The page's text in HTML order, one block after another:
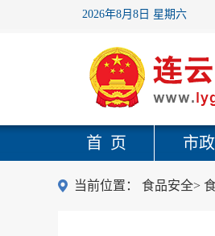
2026年8月8日 星期六
首 页 市
当前位置： 食品安全>